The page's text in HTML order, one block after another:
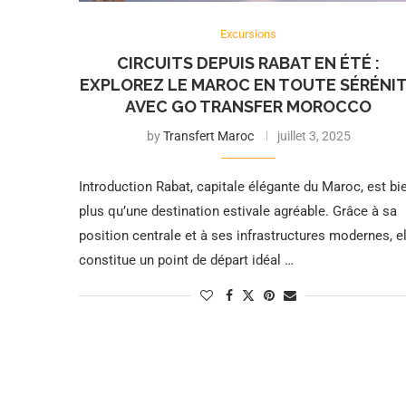
Excursions
CIRCUITS DEPUIS RABAT EN ÉTÉ :
EXPLOREZ LE MAROC EN TOUTE
AVEC GO TRANSFER MOROCCO
byTransfert Maroc juillet 3, 2025
Introduction Rabat, capitale élégante du Maroc, est
plus qu’une destination estivale agréable. Grâce à sa
position centrale et à ses infrastructures modernes,
constitue un point de départ idéal …